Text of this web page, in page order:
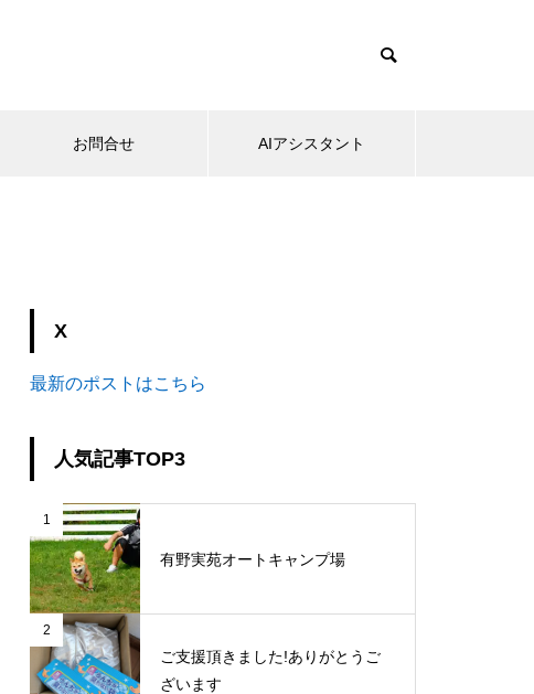
お問合せ AIアシスタント
X
最新のポストはこちら
人気記事TOP3
1
有野実苑オートキャンプ場
2
ご支援頂きました!ありがとうご
ざいます